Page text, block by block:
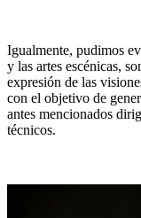
Igualmente, pudimos
y las artes escénicas,
expresión de las
con el objetivo de
antes mencionados
técnicos.